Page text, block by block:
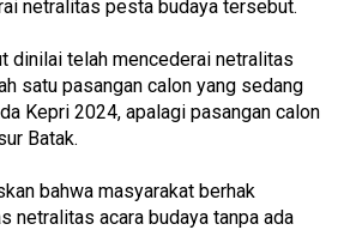
netralitas pesta budaya tersebut.
dinilai telah mencederai netralitas
satu pasangan calon yang sedang
Kepri 2024, apalagi pasangan calon
Batak.
bahwa masyarakat berhak
netralitas acara budaya tanpa ada